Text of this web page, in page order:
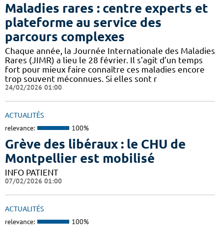
Maladies rares : centre experts et
plateforme au service des
parcours complexes
Chaque année, la Journée Internationale des Maladies
Rares (JIMR) a lieu le 28 février. Il s’agit d’un temps
fort pour mieux faire connaître ces maladies encore
trop souvent méconnues. Si elles sont r
24/02/2026 01:00
ACTUALITÉS
relevance: 100%
Grève des libéraux : le CHU de
Montpellier est mobilisé
INFO PATIENT
07/02/2026 01:00
ACTUALITÉS
relevance: 100%